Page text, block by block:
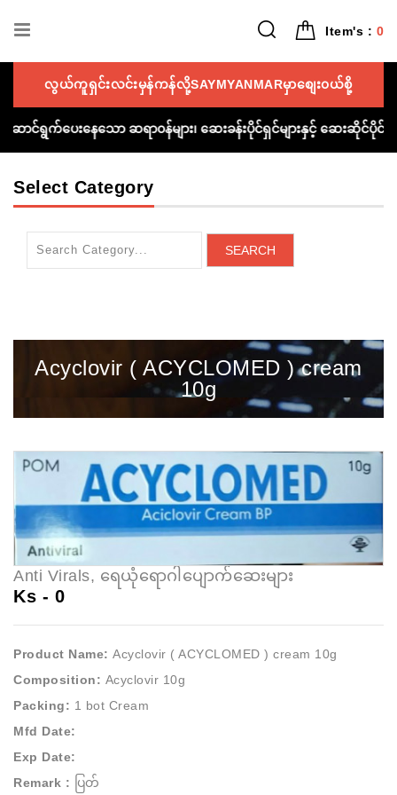
Item's : 0
လွယ်ကူရှင်းလင်းမှန်ကန်လို့SAYMYANMARမှာစျေး၀ယ်စို့
ောင်ရွက်ပေးနေသော ဆရာ၀န်များ၊ ဆေးခန်းပိုင်ရှင်များနှင့် ဆ
Select Category
SEARCH
Acyclovir ( ACYCLOMED ) cream
10g
Anti Virals, ရေယုံရောဂါပျောက်ဆေးများ
Ks - 0
Product Name: Acyclovir ( ACYCLOMED ) cream 10g
Composition: Acyclovir 10g
Packing: 1 bot Cream
Mfd Date:
Exp Date:
Remark : ပြတ်